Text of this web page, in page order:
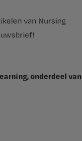
van Nursing
!
onderdeel van